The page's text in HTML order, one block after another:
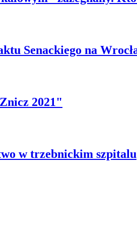
Senackiego na
2021"
w trzebnickim szpitalu